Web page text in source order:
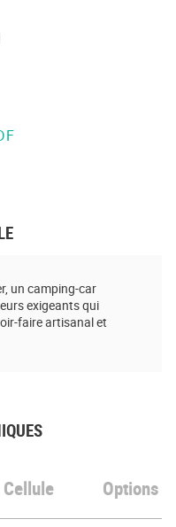
un camping-car
exigeants qui
faire artisanal et
Cellule Options